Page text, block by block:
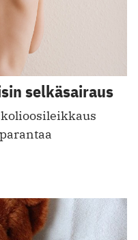
selkäsairaus